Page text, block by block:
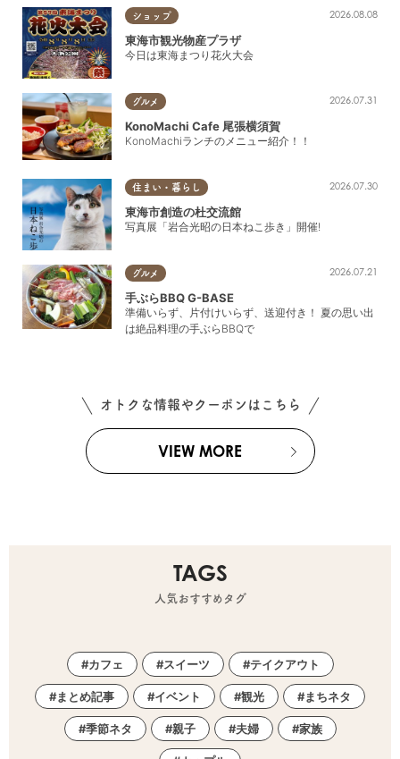
ショップ 2026.08.08
東海市観光物産プラザ
今日は東海まつり花火大会
グルメ 2026.07.31
KonoMachi Cafe 尾張横須賀
KonoMachiランチのメニュー紹介！！
住まい・暮らし 2026.07.30
東海市創造の杜交流館
写真展「岩合光昭の日本ねこ歩き」開催!
グルメ 2026.07.21
手ぶらBBQ G-BASE
準備いらず、片付けいらず、送迎付き！ 夏の思い出
は絶品料理の手ぶらBBQで
オトクな情報やクーポンはこちら
VIEW MORE
TAGS
人気おすすめタグ
カフェ スイーツ テイクアウト
まとめ記事 イベント 観光 まちネタ
季節ネタ 親子 夫婦 家族